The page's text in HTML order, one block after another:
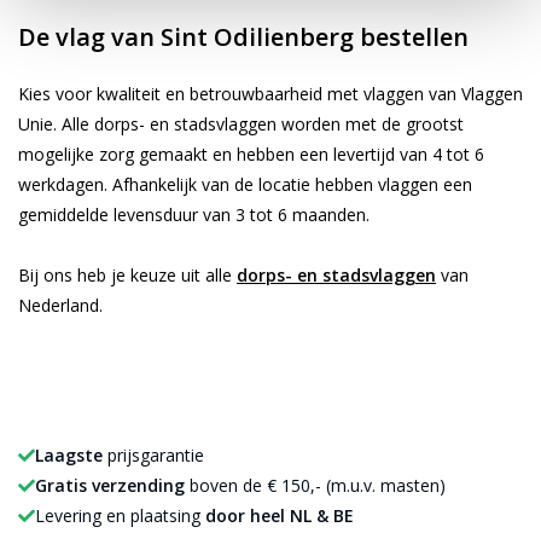
De vlag van Sint Odilienberg bestellen
Kies voor kwaliteit en betrouwbaarheid met vlaggen van Vlaggen
Unie. Alle dorps- en stadsvlaggen worden met de grootst
mogelijke zorg gemaakt en hebben een levertijd van 4 tot 6
werkdagen. Afhankelijk van de locatie hebben vlaggen een
gemiddelde levensduur van 3 tot 6 maanden.
Bij ons heb je keuze uit alle dorps- en stadsvlaggen van
Nederland.
Laagste prijsgarantie
Gratis verzending boven de € 150,- (m.u.v. masten)
Levering en plaatsing door heel NL & BE